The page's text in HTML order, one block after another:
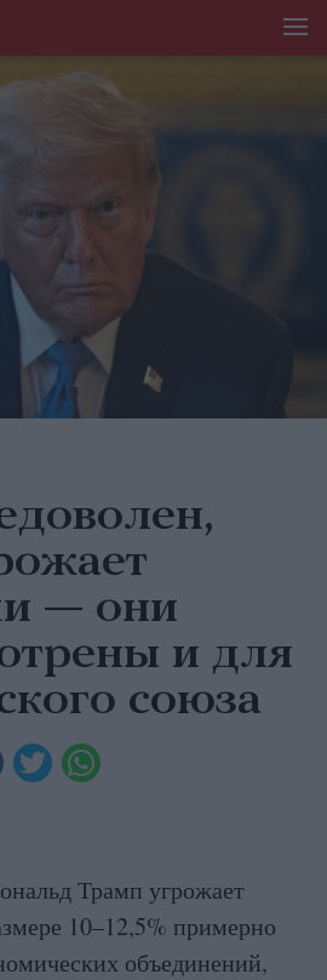
— они
и для
союза
Трамп угрожает
10–12,5% примерно
объединений,